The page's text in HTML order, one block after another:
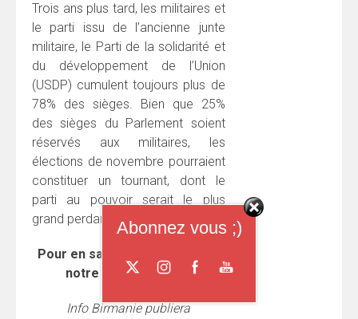
Trois ans plus tard, les militaires et
le parti issu de l’ancienne junte
militaire, le Parti de la solidarité et
du développement de l’Union
(USDP) cumulent toujours plus de
78% des sièges. Bien que 25%
des sièges du Parlement soient
réservés aux militaires, les
élections de novembre pourraient
constituer un tournant, dont le
parti au pouvoir serait le plus
grand perdant.
Pour en savoir plus, consulter
notre
brève analyse
Info Birmanie publiera
Abonnez vous ;)